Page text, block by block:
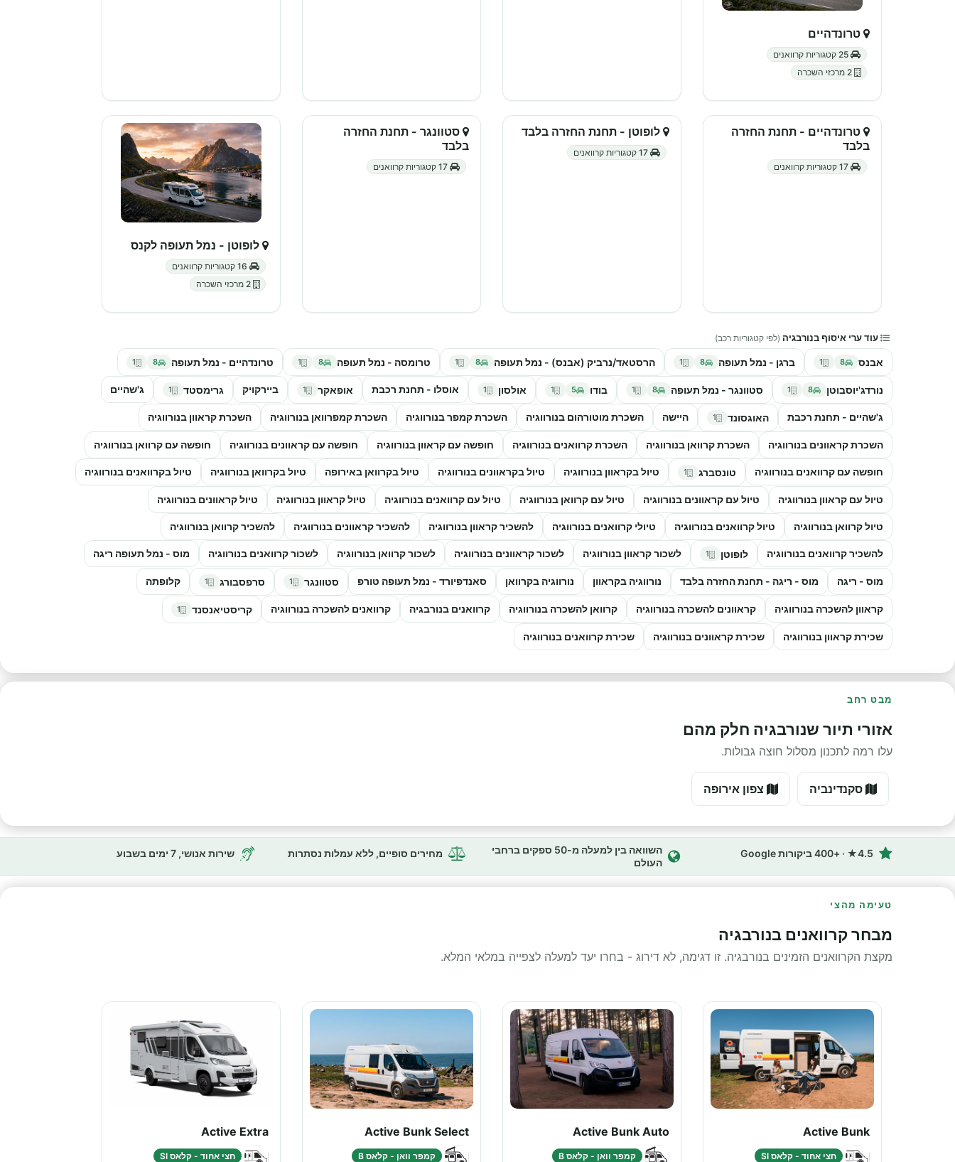
טרונדהיים
טרונדהיים - תחנת החזרה
בלבד
לופוטן - תחנת החזרה בלבד
סטוונגר - תחנת החזרה
בלבד
לופוטן - נמל תעופה לקנס
עוד ערי איסוף בנורבגיה (לפי קטגוריות רכב)
אבנס 8
1 ברגן - נמל תעופה 8
1 הרסטאד/נרביק (אבנס) - נמל תעופה 8
1 טרומסה - נמל תעופה 8
1 טרונדהיים - נמל תעופה 8
1
נורדג'יוסבוטן 8
1 סטוונגר - נמל תעופה 8
1 בודו 5
1 אולסון 1 אוסלו - תחנת רכבת אופאקר 1 ביירקויק גרימסטד 1 ג'שהיים
ג'שהיים - תחנת רכבת האוגסונד 1 היישה השכרת מוטורהום בנורווגיה השכרת קמפר בנורווגיה השכרת קמפרוואן בנורווגיה השכרת קראוון בנורווגיה
השכרת קראוונים בנורווגיה השכרת קרוואן בנורווגיה השכרת קרוואנים בנורווגיה חופשה עם קראוון בנורווגיה חופשה עם קראוונים בנורווגיה חופשה עם קרוואן בנורווגיה
חופשה עם קרוואנים בנורווגיה טונסברג 1 טיול בקראוון בנורווגיה טיול בקראוונים בנורווגיה טיול בקרוואן באירופה טיול בקרוואן בנורווגיה טיול בקרוואנים בנורווגיה
טיול עם קראוון בנורווגיה טיול עם קראוונים בנורווגיה טיול עם קרוואן בנורווגיה טיול עם קרוואנים בנורווגיה טיול קראוון בנורווגיה טיול קראוונים בנורווגיה
טיול קרוואן בנורווגיה טיול קרוואנים בנורווגיה טיולי קרוואנים בנורווגיה להשכיר קראוון בנורווגיה להשכיר קראוונים בנורווגיה להשכיר קרוואן בנורווגיה
להשכיר קרוואנים בנורווגיה לופוטן 1 לשכור קראוון בנורווגיה לשכור קראוונים בנורווגיה לשכור קרוואן בנורווגיה לשכור קרוואנים בנורווגיה מוס - נמל תעופה ריגה
מוס - ריגה מוס - ריגה - תחנת החזרה בלבד נורווגיה בקראוון נורווגיה בקרוואן סאנדפיורד - נמל תעופה טורפ סטוונגר 1 סרפסבורג 1 קלופתה
קראוון להשכרה בנורווגיה קראוונים להשכרה בנורווגיה קרוואן להשכרה בנורווגיה קרוואנים בנורבגיה קרוואנים להשכרה בנורווגיה קריסטיאנסנד 1
שכירת קראוון בנורווגיה שכירת קראוונים בנורווגיה שכירת קרוואנים בנורווגיה
מבט רחב
אזורי תיור שנורבגיה חלק מהם
עלו רמה לתכנון מסלול חוצה גבולות.
סקנדינביה צפון אירופה
4.5★ · +400 ביקורות Google
השוואה בין למעלה מ-50 ספקים ברחבי
העולם
מחירים סופיים, ללא עמלות נסתרות שירות אנושי, 7 ימים בשבוע
טעימה מהצי
מבחר קרוואנים בנורבגיה
מקצת הקרוואנים הזמינים בנורבגיה. זו דגימה, לא דירוג - בחרו יעד למעלה לצפייה במלאי המלא.
Active Bunk
חצי אחוד - קלאס SI
Active Bunk Auto
קמפר וואן - קלאס B
Active Bunk Select
קמפר וואן - קלאס B
Active Extra
חצי אחוד - קלאס SI